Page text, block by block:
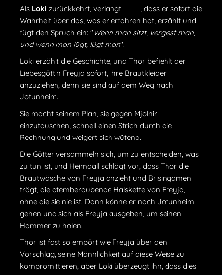
Als Loki zurückkehrt, verlangt
, dass er sofort die
Wahrheit über das, was er erfahren hat, erzählt und
fügt den Spruch ein: " Wenn man sitzt, vergisst man,
und wenn man lügt, lügt man".
Loki erzählt die Geschichte, und Thor befiehlt der
Liebesgöttin Freyja sofort, ihre Brautkleider
anzuziehen, denn sie sind auf dem Weg nach
Jotunheim.
Sie macht seinem Plan, sie gegen Mjolnir
einzutauschen, schnell einen Strich durch die
Rechnung und weigert sich wütend.
Die Götter versammeln sich, um zu entscheiden, was
zu tun ist, und Heimdall schlägt vor, dass Thor die
Brautwäsche von Freyja anzieht und Brisingamen
trägt, die atemberaubende Halskette von Freyja,
ohne die sie nie ist. Dann könne er nach Jotunheim
gehen und sich als Freyja ausgeben, um seinen
Hammer zu holen.
Thor ist fast so empört wie Freyja über den
Vorschlag, seine Männlichkeit auf diese Weise zu
kompromittieren, aber Loki überzeugt ihn, dass dies